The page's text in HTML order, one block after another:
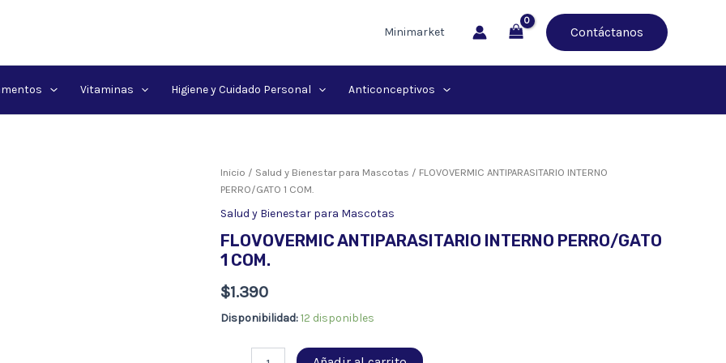
Minimarket Contáctanos
Vitaminas Higiene y Cuidado Personal Anticonceptivos
Inicio / Salud y Bienestar para Mascotas / FLOVOVERMIC ANTIPARASITARIO INTERNO
PERRO/GATO 1 COM.
Salud y Bienestar para Mascotas
FLOVOVERMIC ANTIPARASITARIO INTERNO PERRO/GATO
1 COM.
$1.390
Disponibilidad:12 disponibles